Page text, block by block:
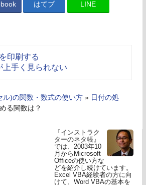
はてブ LINE
印刷する
上手く見られない
ル)の関数・数式の使い方 » 日付の処
る関数は？
『インストラク
ターのネタ帳』
では、2003年10
月からMicrosoft
Officeの使い方な
どを紹介し続けています。
Excel VBA経験者の方に向
けて、Word VBAの基本を